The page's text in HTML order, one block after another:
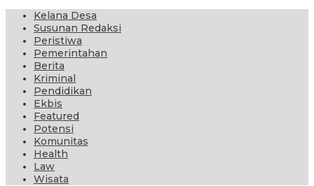
Kelana Desa
Susunan Redaksi
Peristiwa
Pemerintahan
Berita
Kriminal
Pendidikan
Ekbis
Featured
Potensi
Komunitas
Health
Law
Wisata